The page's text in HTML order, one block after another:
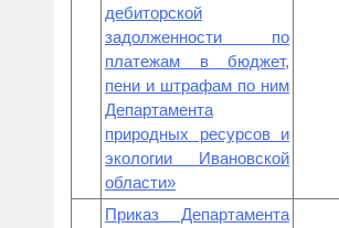
дебиторской
задолженности по
платежам в бюджет,
пени и штрафам по ним
Департамента
природных ресурсов и
экологии Ивановской
области»
Приказ Департамента